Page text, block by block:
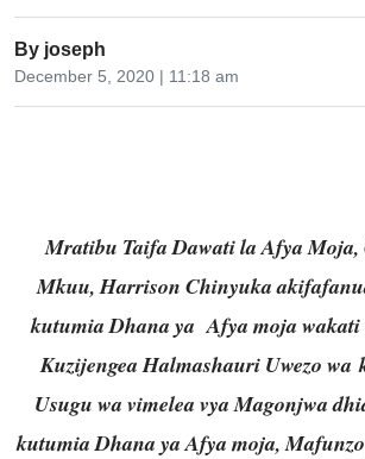
By joseph
December 5, 2020 | 11:18 am
Mratibu Taifa Dawati la Afya Moja,
Mkuu, Harrison Chinyuka
kutumia Dhana ya Afya moja wakati
Kuzijengea Halmashauri Uwezo wa
Usugu wa vimelea vya Magonjwa
kutumia Dhana ya Afya moja,